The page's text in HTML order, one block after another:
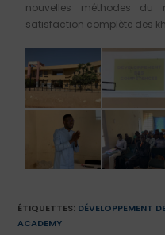
nouvelles méthodes du
satisfaction complète des
ÉTIQUETTES: DÉVELOPPEMENT
ACADEMY